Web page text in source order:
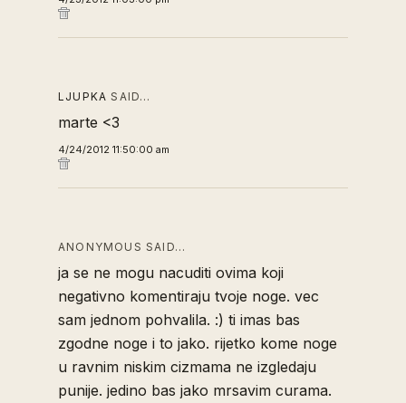
LJUPKA SAID…
marte <3
4/24/2012 11:50:00 am
ANONYMOUS SAID…
ja se ne mogu nacuditi ovima koji
negativno komentiraju tvoje noge. vec
sam jednom pohvalila. :) ti imas bas
zgodne noge i to jako. rijetko kome noge
u ravnim niskim cizmama ne izgledaju
punije. jedino bas jako mrsavim curama.